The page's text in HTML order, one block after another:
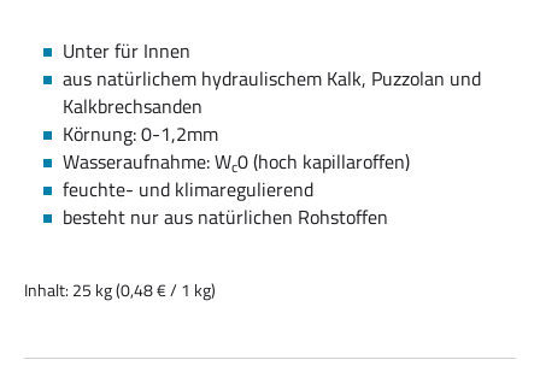
Unter für Innen
aus natürlichem hydraulischem Kalk, Puzzolan und
Kalkbrechsanden
Körnung: 0-1,2mm
Wasseraufnahme: Wc0 (hoch kapillaroffen)
feuchte- und klimaregulierend
besteht nur aus natürlichen Rohstoffen
Inhalt: 25 kg(0,48 € / 1 kg)